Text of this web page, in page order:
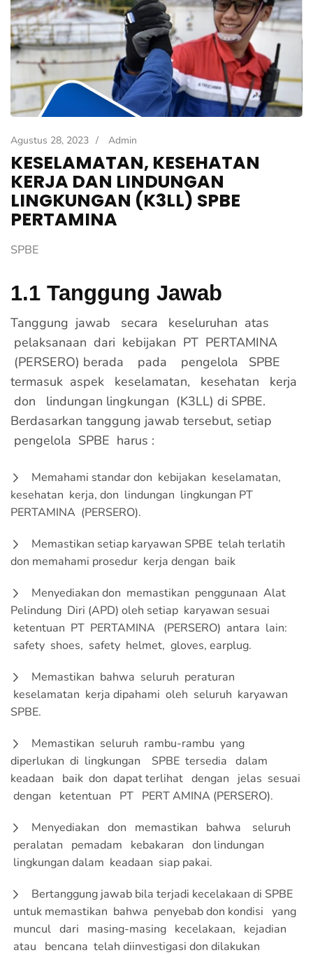
Agustus 28, 2023 / Admin
KESELAMATAN, KESEHATAN
KERJA DAN LINDUNGAN
LINGKUNGAN (K3LL) SPBE
PERTAMINA
SPBE
1.1 Tanggung Jawab
Tanggung jawab secara keseluruhan atas
pelaksanaan dari kebijakan PT PERTAMINA
(PERSERO) berada pada pengelola SPBE
termasuk aspek keselamatan, kesehatan kerja
don lindungan lingkungan (K3LL) di SPBE.
Berdasarkan tanggung jawab tersebut, setiap
pengelola SPBE harus :
Memahami standar don kebijakan keselamatan,
kesehatan kerja, don lindungan lingkungan PT
PERTAMINA (PERSERO).
Memastikan setiap karyawan SPBE telah terlatih
don memahami prosedur kerja dengan baik
Menyediakan don memastikan penggunaan Alat
Pelindung Diri (APD) oleh setiap karyawan sesuai
ketentuan PT PERTAMINA (PERSERO) antara lain:
safety shoes, safety helmet, gloves, earplug.
Memastikan bahwa seluruh peraturan
keselamatan kerja dipahami oleh seluruh karyawan
SPBE.
Memastikan seluruh rambu-rambu yang
diperlukan di lingkungan SPBE tersedia dalam
keadaan baik don dapat terlihat dengan jelas sesuai
dengan ketentuan PT PERT AMINA (PERSERO).
Menyediakan don memastikan bahwa seluruh
peralatan pemadam kebakaran don lindungan
lingkungan dalam keadaan siap pakai.
Bertanggung jawab bila terjadi kecelakaan di SPBE
untuk memastikan bahwa penyebab don kondisi yang
muncul dari masing-masing kecelakaan, kejadian
atau bencana telah diinvestigasi don dilakukan